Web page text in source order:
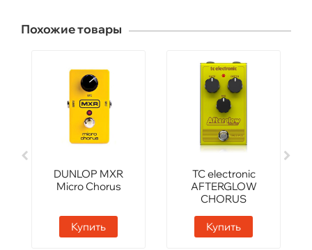
Похожие товары
DUNLOP MXR
Micro Chorus
Купить
TC electronic
AFTERGLOW
CHORUS
Купить